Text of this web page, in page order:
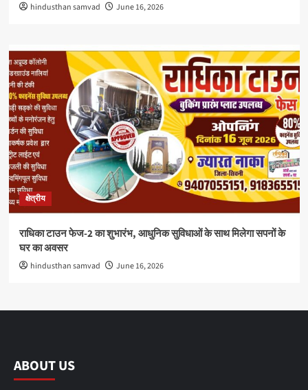
hindusthan samvad June 16, 2026
क्षेत्रीय
राधिका टाउन फेज-2 का शुभारंभ, आधुनिक सुविधाओं के साथ मिलेगा सपनों के
घर का अवसर
hindusthan samvad June 16, 2026
ABOUT US